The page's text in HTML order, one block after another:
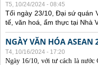
T5, 10/24/2024 - 08:45
Tối ngày 23/10, Đại sứ quán
tế, văn hoá, ẩm thực tại Nhà
NGÀY VĂN HÓA
T4, 10/16/2024 - 17:20
Ngày 16/10, với tư cách là nước